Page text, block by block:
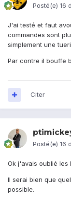
Posté(e) 16
J'ai testé et faut
commandes sont
simplement une
Par contre il bouffe
Citer
Posté(e) 16
Ok j'avais oublié les
Il serai bien que
possible.